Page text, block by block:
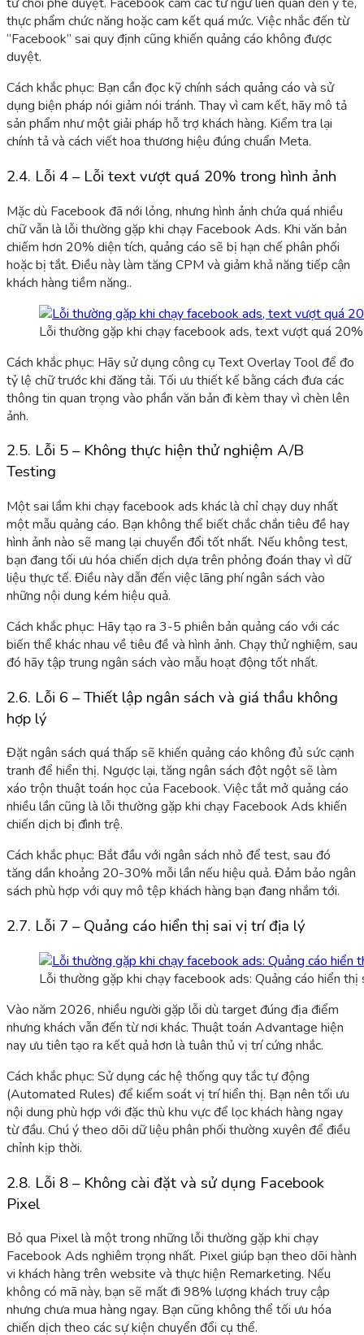
thực phẩm chức năng hoặc cam kết quá mức. Việc nhắc đến từ
“Facebook” sai quy định cũng khiến quảng cáo không được
duyệt.
Cách khắc phục: Bạn cần đọc kỹ chính sách quảng cáo và sử
dụng biện pháp nói giảm nói tránh. Thay vì cam kết, hãy mô tả
sản phẩm như một giải pháp hỗ trợ khách hàng. Kiểm tra lại
chính tả và cách viết hoa thương hiệu đúng chuẩn Meta.
2.4. Lỗi 4 – Lỗi text vượt quá 20% trong hình ảnh
Mặc dù Facebook đã nới lỏng, nhưng hình ảnh chứa quá nhiều
chữ vẫn là lỗi thường gặp khi chạy Facebook Ads. Khi văn bản
chiếm hơn 20% diện tích, quảng cáo sẽ bị hạn chế phân phối
hoặc bị tắt. Điều này làm tăng CPM và giảm khả năng tiếp cận
khách hàng tiềm năng..
Lỗi thường gặp khi chạy facebook ads, text vượt quá
Cách khắc phục: Hãy sử dụng công cụ Text Overlay Tool để đo
tỷ lệ chữ trước khi đăng tải. Tối ưu thiết kế bằng cách đưa các
thông tin quan trọng vào phần văn bản đi kèm thay vì chèn lên
ảnh.
2.5. Lỗi 5 – Không thực hiện thử nghiệm A/B
Testing
Một sai lầm khi chạy facebook ads khác là chỉ chạy duy nhất
một mẫu quảng cáo. Bạn không thể biết chắc chắn tiêu đề hay
hình ảnh nào sẽ mang lại chuyển đổi tốt nhất. Nếu không test,
bạn đang tối ưu hóa chiến dịch dựa trên phỏng đoán thay vì dữ
liệu thực tế. Điều này dẫn đến việc lãng phí ngân sách vào
những nội dung kém hiệu quả.
Cách khắc phục: Hãy tạo ra 3-5 phiên bản quảng cáo với các
biến thể khác nhau về tiêu đề và hình ảnh. Chạy thử nghiệm, sau
đó hãy tập trung ngân sách vào mẫu hoạt động tốt nhất.
2.6. Lỗi 6 – Thiết lập ngân sách và giá thầu không
hợp lý
Đặt ngân sách quá thấp sẽ khiến quảng cáo không đủ sức cạnh
tranh để hiển thị. Ngược lại, tăng ngân sách đột ngột sẽ làm
xáo trộn thuật toán học của Facebook. Việc tắt mở quảng cáo
nhiều lần cũng là lỗi thường gặp khi chạy Facebook Ads khiến
chiến dịch bị đình trệ.
Cách khắc phục: Bắt đầu với ngân sách nhỏ để test, sau đó
tăng dần khoảng 20-30% mỗi lần nếu hiệu quả. Đảm bảo ngân
sách phù hợp với quy mô tệp khách hàng bạn đang nhắm tới.
2.7. Lỗi 7 – Quảng cáo hiển thị sai vị trí địa lý
Lỗi thường gặp khi chạy facebook ads: Quảng cáo hiển
Vào năm 2026, nhiều người gặp lỗi dù target đúng địa điểm
nhưng khách vẫn đến từ nơi khác. Thuật toán Advantage hiện
nay ưu tiên tạo ra kết quả hơn là tuân thủ vị trí cứng nhắc.
Cách khắc phục: Sử dụng các hệ thống quy tắc tự động
(Automated Rules) để kiểm soát vị trí hiển thị. Bạn nên tối ưu
nội dung phù hợp với đặc thù khu vực để lọc khách hàng ngay
từ đầu. Chú ý theo dõi dữ liệu phân phối thường xuyên để điều
chỉnh kịp thời.
2.8. Lỗi 8 – Không cài đặt và sử dụng Facebook
Pixel
Bỏ qua Pixel là một trong những lỗi thường gặp khi chạy
Facebook Ads nghiêm trọng nhất. Pixel giúp bạn theo dõi hành
vi khách hàng trên website và thực hiện Remarketing. Nếu
không có mã này, bạn sẽ mất đi 98% lượng khách truy cập
nhưng chưa mua hàng ngay. Bạn cũng không thể tối ưu hóa
chiến dịch theo các sự kiện chuyển đổi cụ thể.